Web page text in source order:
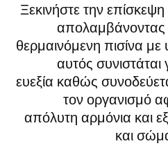
Ξεκινήστε την
απολαμβάνοντας
θερμαινόμενη πισίνα
αυτός
ευεξία καθώς
τον οργανισμό
απόλυτη αρμόνια και
και